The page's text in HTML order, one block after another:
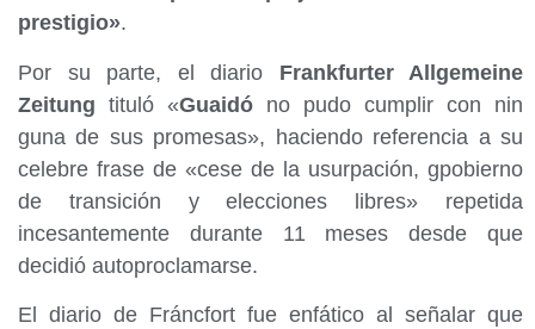
prestigio».
Por su parte, el diario Frankfurter Allgemeine
Zeitung tituló «Guaidó no pudo cumplir con nin
guna de sus promesas», haciendo referencia a su
celebre frase de «cese de la usurpación, gpobierno
de transición y elecciones libres» repetida
incesantemente durante 11 meses desde que
decidió autoproclamarse.
El diario de Fráncfort fue enfático al señalar que